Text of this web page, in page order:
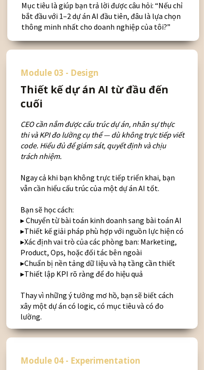
Module 04 - Experimentation
Mục tiêu là giúp bạn trả lời được câu hỏi: “Nếu chỉ
bắt đầu với 1–2 dự án AI đầu tiên, đâu là lựa chọn
thông minh nhất cho doanh nghiệp của tôi?”
Thiết kế dự án AI từ đầu đến
cuối
CEO cần nắm được cấu trúc dự án, nhân sự thực
thi và KPI đo lường cụ thể — dù không trực tiếp viết
code. Hiểu đủ để giám sát, quyết định và chịu
trách nhiệm.
Ngay cả khi bạn không trực tiếp triển khai, bạn
vẫn cần hiểu cấu trúc của một dự án AI tốt.
Bạn sẽ học cách:
▸ Chuyển từ bài toán kinh doanh sang bài toán AI
▸Thiết kế giải pháp phù hợp với nguồn lực hiện có
▸Xác định vai trò của các phòng ban: Marketing,
Product, Ops, hoặc đối tác bên ngoài
▸Chuẩn bị nền tảng dữ liệu và hạ tầng cần thiết
▸Thiết lập KPI rõ ràng để đo hiệu quả
Thay vì những ý tưởng mơ hồ, bạn sẽ biết cách
xây một dự án có logic, có mục tiêu và có đo
lường.
Module 03 - Design